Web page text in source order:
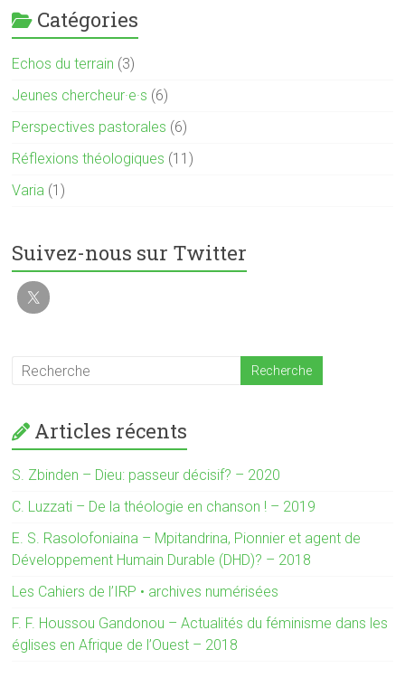
Catégories
Echos du terrain (3)
Jeunes chercheur·e·s (6)
Perspectives pastorales (6)
Réflexions théologiques (11)
Varia (1)
Suivez-nous sur Twitter
Articles récents
S. Zbinden – Dieu: passeur décisif? – 2020
C. Luzzati – De la théologie en chanson ! – 2019
E. S. Rasolofoniaina – Mpitandrina, Pionnier et agent de
Développement Humain Durable (DHD)? – 2018
Les Cahiers de l’IRP • archives numérisées
F. F. Houssou Gandonou – Actualités du féminisme dans les
églises en Afrique de l’Ouest – 2018